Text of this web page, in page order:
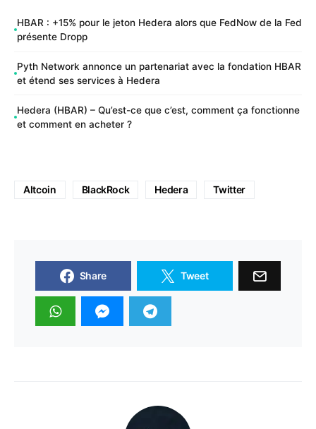
HBAR : +15% pour le jeton Hedera alors que FedNow de la Fed
présente Dropp
Pyth Network annonce un partenariat avec la fondation HBAR
et étend ses services à Hedera
Hedera (HBAR) – Qu’est-ce que c’est, comment ça fonctionne
et comment en acheter ?
Altcoin BlackRock Hedera Twitter
Share Tweet